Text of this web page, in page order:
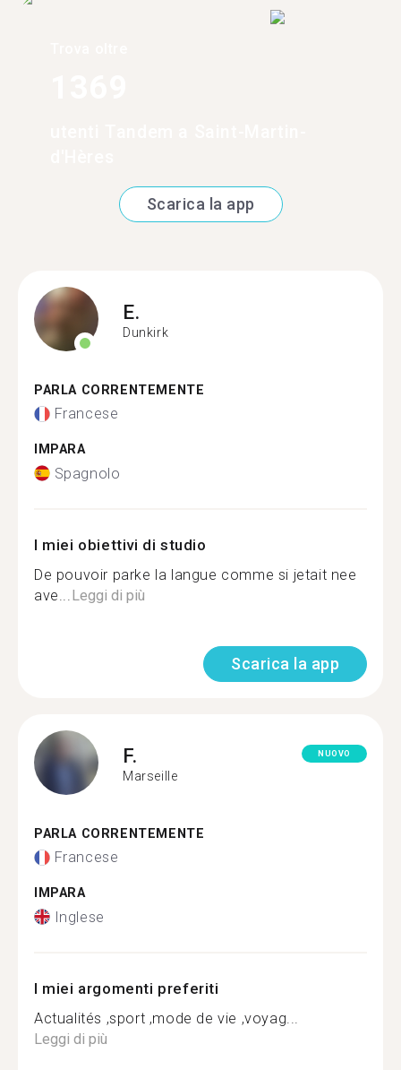
Scarica la app
E.
Dunkirk
PARLA CORRENTEMENTE
Francese
IMPARA
Spagnolo
I miei obiettivi di studio
De pouvoir parke la langue comme si jetait nee
ave... Leggi di più
Scarica la app
F.
Marseille
NUOVO
PARLA CORRENTEMENTE
Francese
IMPARA
Inglese
I miei argomenti preferiti
Actualités ,sport ,mode de vie ,voyag...
Leggi di più